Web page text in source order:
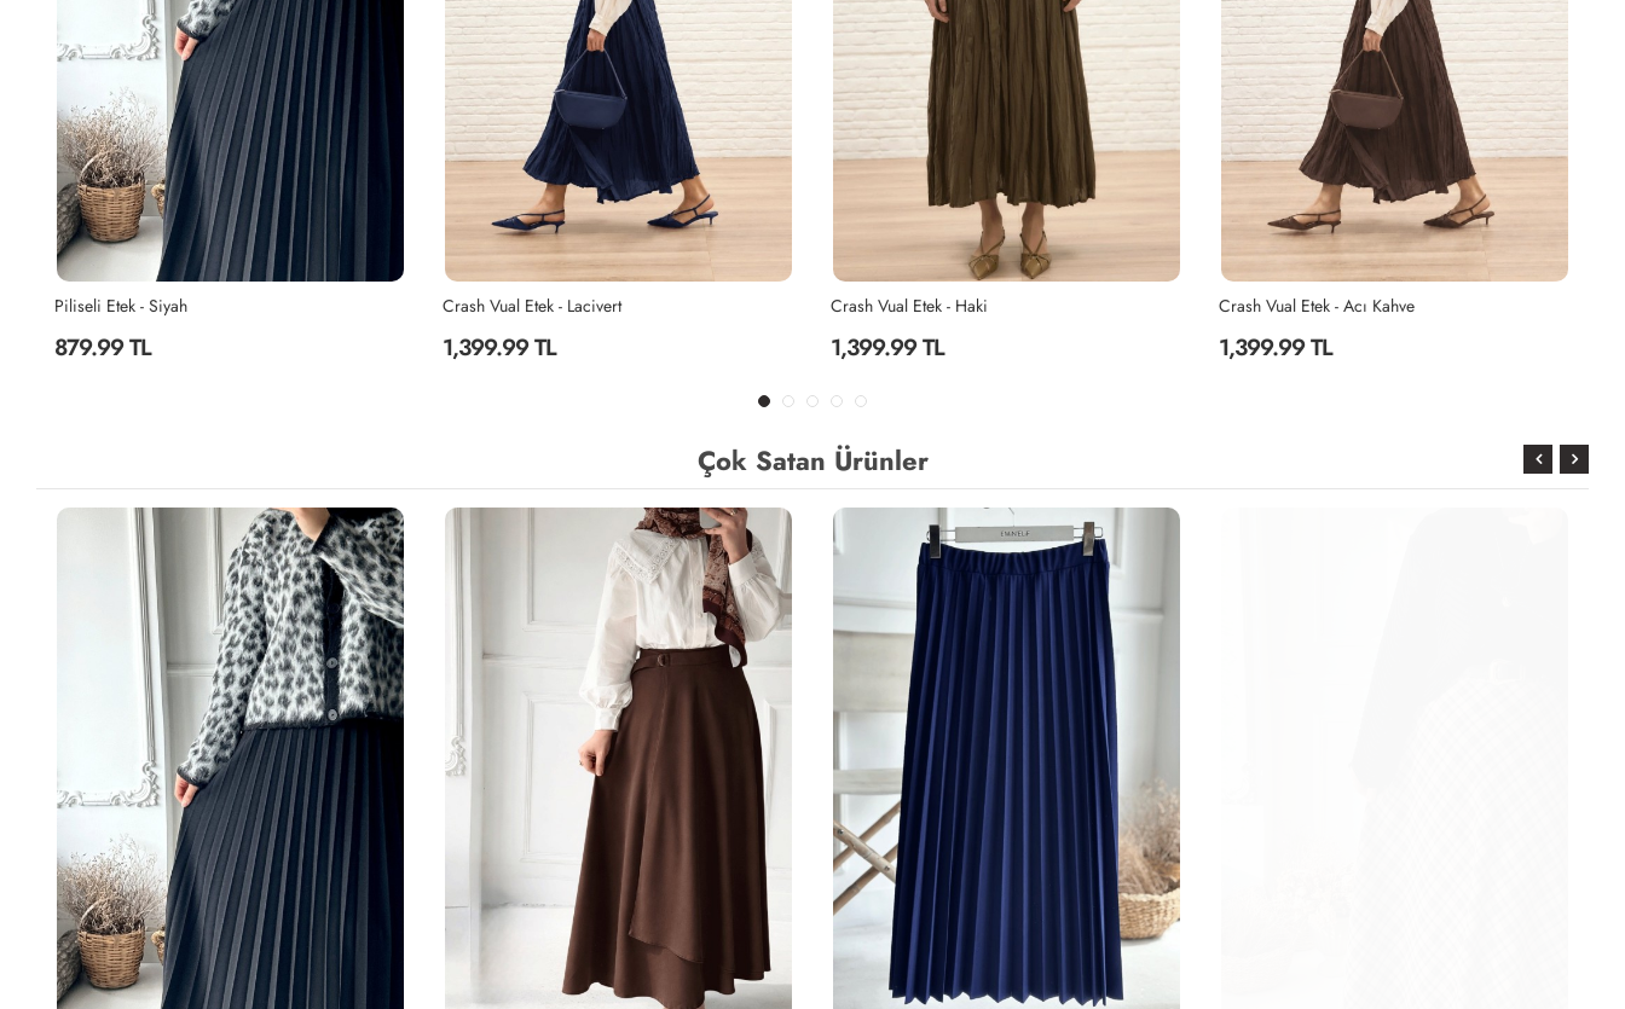
Piliseli Etek - Siyah
879.99 TL
Crash Vual Etek - Lacivert
1,399.99 TL
Crash Vual Etek - Haki
1,399.99 TL
Crash Vual Etek - Acı Kahve
1,399.99 TL
Çok Satan Ürünler